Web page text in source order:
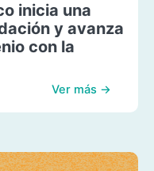
inicia una
y avanza
con la
Ver más →